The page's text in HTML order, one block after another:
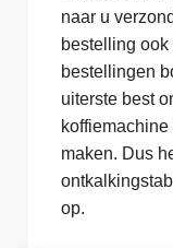
naar u
bestelling
bestellingen
uiterste best
maken. Dus
op.